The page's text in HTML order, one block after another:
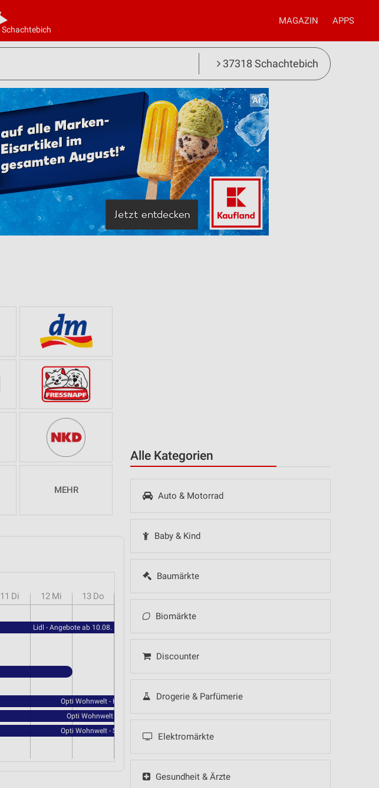
Schachtebich
MAGAZIN APPS
37318 Schachtebich
Alle Kategorien
Auto & Motorrad
Baby & Kind
Baumärkte
Biomärkte
Discounter
Drogerie & Parfümerie
Elektromärkte
Gesundheit & Ärzte
MEHR
11 Di 12 Mi 13 Do
Lidl - Angebote ab 10.08.
Opti Wohnwelt - Hot Sommer Sale
Opti Wohnwelt - Küchentrends
Opti Wohnwelt - Speisen Highlight